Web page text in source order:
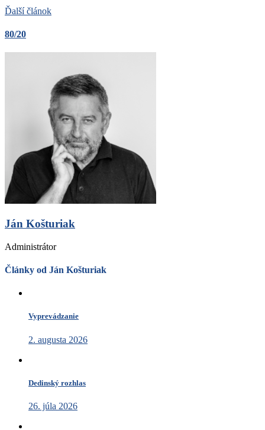
Ďalší článok
80/20
Ján Košturiak
Administrátor
Články od Ján Košturiak
Vyprevádzanie
2. augusta 2026
Dedinský rozhlas
26. júla 2026